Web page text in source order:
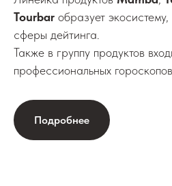
Tourbar образует
сферы дейтинга.
Также в группу продуктов
профессиональных гороскопов
Подробнее